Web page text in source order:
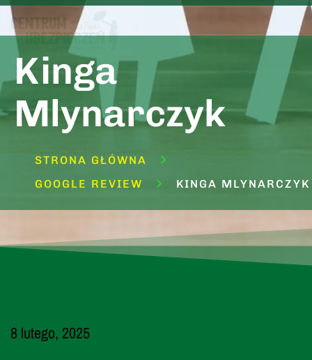
Kinga
Mlynarczyk
STRONA GŁÓWNA
GOOGLE REVIEW
KINGA MLYNARCZYK
8 lutego, 2025